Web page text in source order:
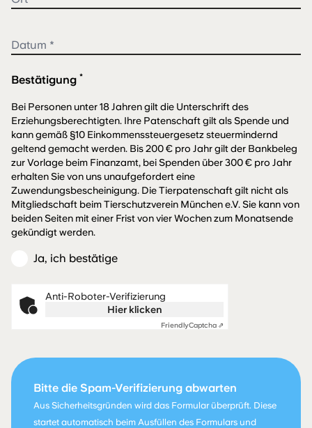
Bestätigung *
Bei Personen unter 18 Jahren gilt die Unterschrift des
Erziehungsberechtigten. Ihre Patenschaft gilt als Spende und
kann gemäß §10 Einkommenssteuergesetz steuermindernd
geltend gemacht werden. Bis 200 € pro Jahr gilt der Bankbeleg
zur Vorlage beim Finanzamt, bei Spenden über 300 € pro Jahr
erhalten Sie von uns unaufgefordert eine
Zuwendungsbescheinigung. Die Tierpatenschaft gilt nicht als
Mitgliedschaft beim Tierschutzverein München e.V. Sie kann von
beiden Seiten mit einer Frist von vier Wochen zum Monatsende
gekündigt werden.
Ja, ich bestätige
Anti-Roboter-Verifizierung
Hier klicken
FriendlyCaptcha ⇗
Bitte die Spam-Verifizierung abwarten
Aus Sicherheitsgründen wird das Formular überprüft. Diese
startet automatisch beim Ausfüllen des Formulars und